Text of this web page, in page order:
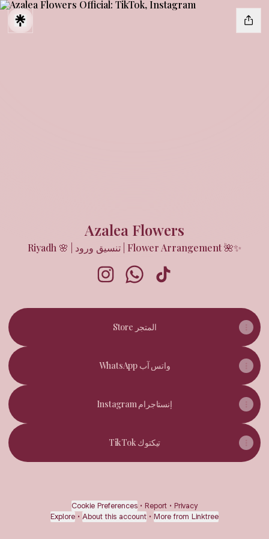
Azalea Flowers
Riyadh 🌸 | تنسيق ورود | Flower Arrangement 🌺✨
Store المتجر
WhatsApp واتس آب
Instagram إنستاجرام
TikTok تيكتوك
Cookie Preferences • Report • Privacy
Explore • About this account • More from Linktree